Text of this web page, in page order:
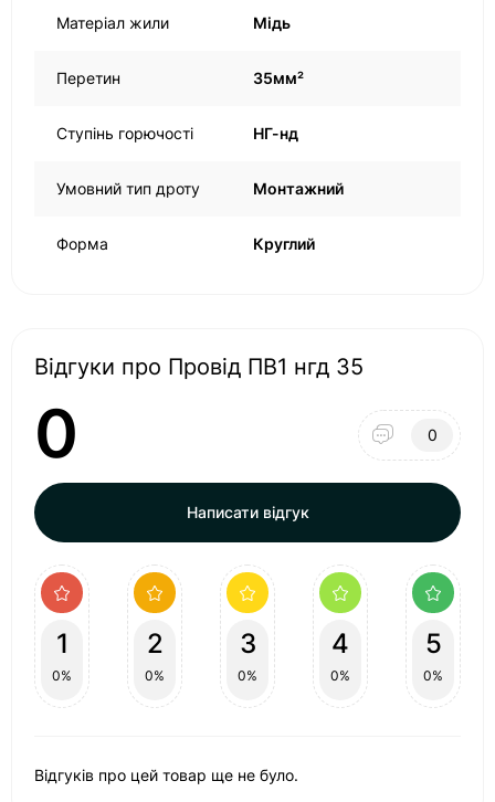
Матеріал жили Мідь
Перетин 35мм²
Ступінь горючості НГ-нд
Умовний тип дроту Монтажний
Форма Круглий
Відгуки про Провід ПВ1 нгд 35
0 0
Написати відгук
1
0%
2
0%
3
0%
4
0%
5
0%
Відгуків про цей товар ще не було.